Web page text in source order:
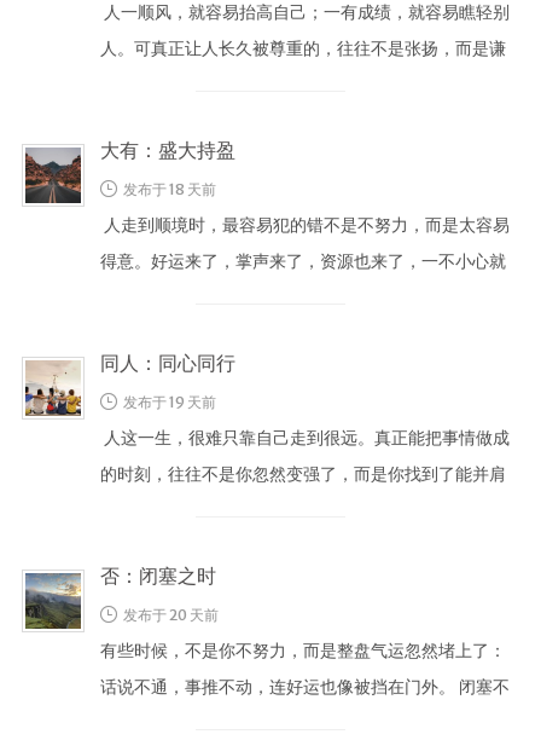
人一顺风，就容易抬高自己；一有成绩，就容易瞧轻别
人。可真正让人长久被尊重的，往往不是张扬，而是谦
大有：盛大持盈
发布于 18 天前
人走到顺境时，最容易犯的错不是不努力，而是太容易
得意。好运来了，掌声来了，资源也来了，一不小心就
同人：同心同行
发布于 19 天前
人这一生，很难只靠自己走到很远。真正能把事情做成
的时刻，往往不是你忽然变强了，而是你找到了能并肩
否：闭塞之时
发布于 20 天前
有些时候，不是你不努力，而是整盘气运忽然堵上了：
话说不通，事推不动，连好运也像被挡在门外。 闭塞不